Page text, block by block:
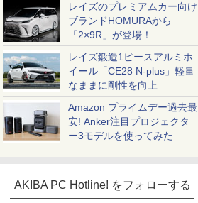
レイズのプレミアムカー向け
ブランドHOMURAから
「2×9R」が登場！
レイズ鍛造1ピースアルミホ
イール「CE28 N-plus」軽量
なままに剛性を向上
Amazon プライムデー過去最
安! Anker注目プロジェクタ
ー3モデルを使ってみた
AKIBA PC Hotline! をフォローする